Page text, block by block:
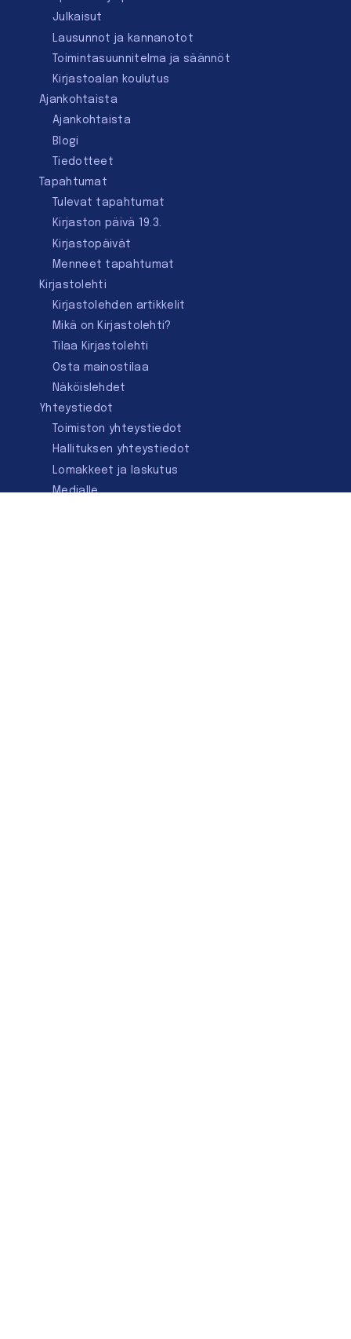
Julkaisut
Lausunnot ja kannanotot
Toimintasuunnitelma ja säännöt
Kirjastoalan koulutus
Ajankohtaista
Ajankohtaista
Blogi
Tiedotteet
Tapahtumat
Tulevat tapahtumat
Kirjaston päivä 19.3.
Kirjastopäivät
Menneet tapahtumat
Kirjastolehti
Kirjastolehden artikkelit
Mikä on Kirjastolehti?
Tilaa Kirjastolehti
Osta mainostilaa
Näköislehdet
Yhteystiedot
Toimiston yhteystiedot
Hallituksen yhteystiedot
Lomakkeet ja laskutus
Medialle